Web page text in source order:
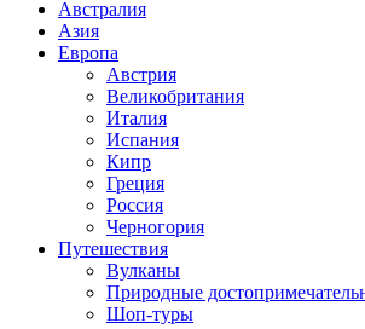
Австралия
Азия
Европа
Австрия
Великобритания
Италия
Испания
Кипр
Греция
Россия
Черногория
Путешествия
Вулканы
Природные
Шоп-туры